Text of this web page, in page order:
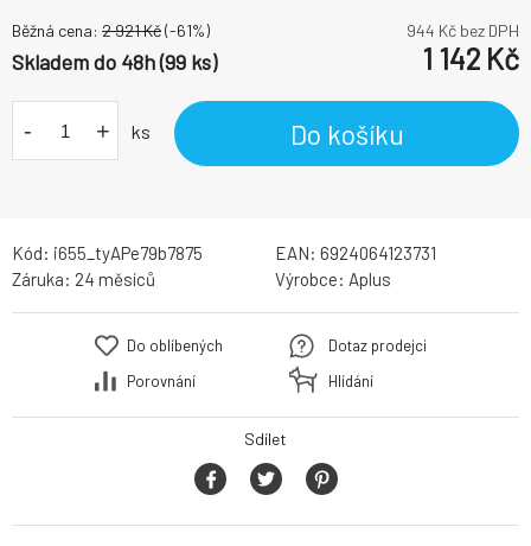
Běžná cena: 2 921Kč(-61%) 944 Kč bez DPH
Skladem do 48h (99 ks) 1 142 Kč
- + ks Do košíku
Kód: i655_tyAPe79b7875 EAN: 6924064123731
Záruka: 24 měsíců Výrobce: Aplus
Do oblíbených
Porovnání
Dotaz prodejci
Hlídání
Sdílet